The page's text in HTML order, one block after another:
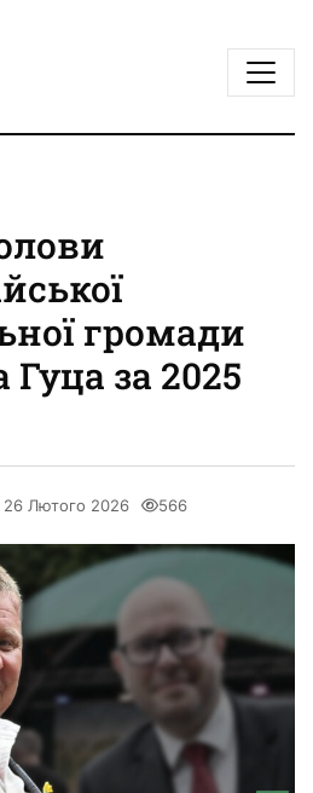
громади
за 2025
26 Лютого 2026 566